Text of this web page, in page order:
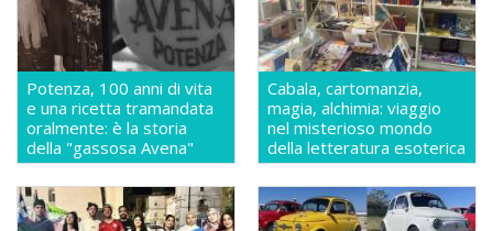
Potenza, 100 anni di vita
e una ricetta tramandata
oralmente: è la storia
della "gassosa Avena"
Cabala, cartomanzia,
magia, alchimia: viaggio
nel misterioso mondo
della letteratura esoterica